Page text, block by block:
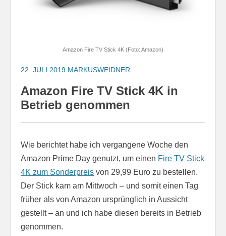
Amazon Fire TV Stick 4K (Foto: Amazon)
22. JULI 2019 MARKUSWEIDNER
Amazon Fire TV Stick 4K in
Betrieb genommen
Wie berichtet habe ich vergangene Woche den
Amazon Prime Day genutzt, um einen Fire TV Stick
4K zum Sonderpreis von 29,99 Euro zu bestellen.
Der Stick kam am Mittwoch – und somit einen Tag
früher als von Amazon ursprünglich in Aussicht
gestellt – an und ich habe diesen bereits in Betrieb
genommen.